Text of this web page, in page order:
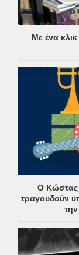
Με ένα
Ο Κώστας
τραγουδούν